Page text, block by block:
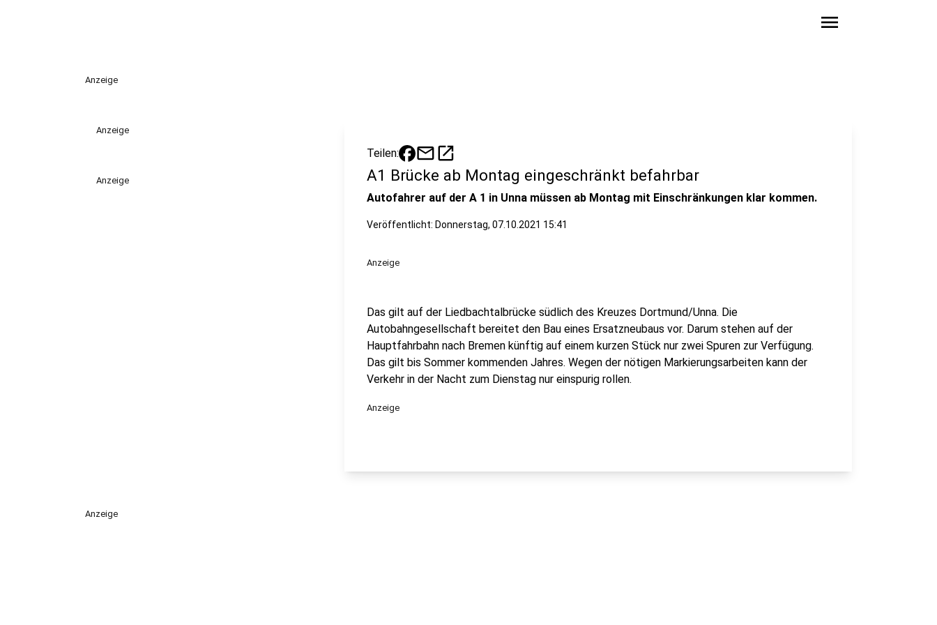
menu
Anzeige
Anzeige
Anzeige
Teilen: mailopen_in_new
A1 Brücke ab Montag eingeschränkt befahrbar
Autofahrer auf der A 1 in Unna müssen ab Montag mit Einschränkungen klar kommen.
Veröffentlicht: Donnerstag, 07.10.2021 15:41
Anzeige
Das gilt auf der Liedbachtalbrücke südlich des Kreuzes Dortmund/Unna. Die
Autobahngesellschaft bereitet den Bau eines Ersatzneubaus vor. Darum stehen auf der
Hauptfahrbahn nach Bremen künftig auf einem kurzen Stück nur zwei Spuren zur Verfügung.
Das gilt bis Sommer kommenden Jahres. Wegen der nötigen Markierungsarbeiten kann der
Verkehr in der Nacht zum Dienstag nur einspurig rollen.
Anzeige
Anzeige